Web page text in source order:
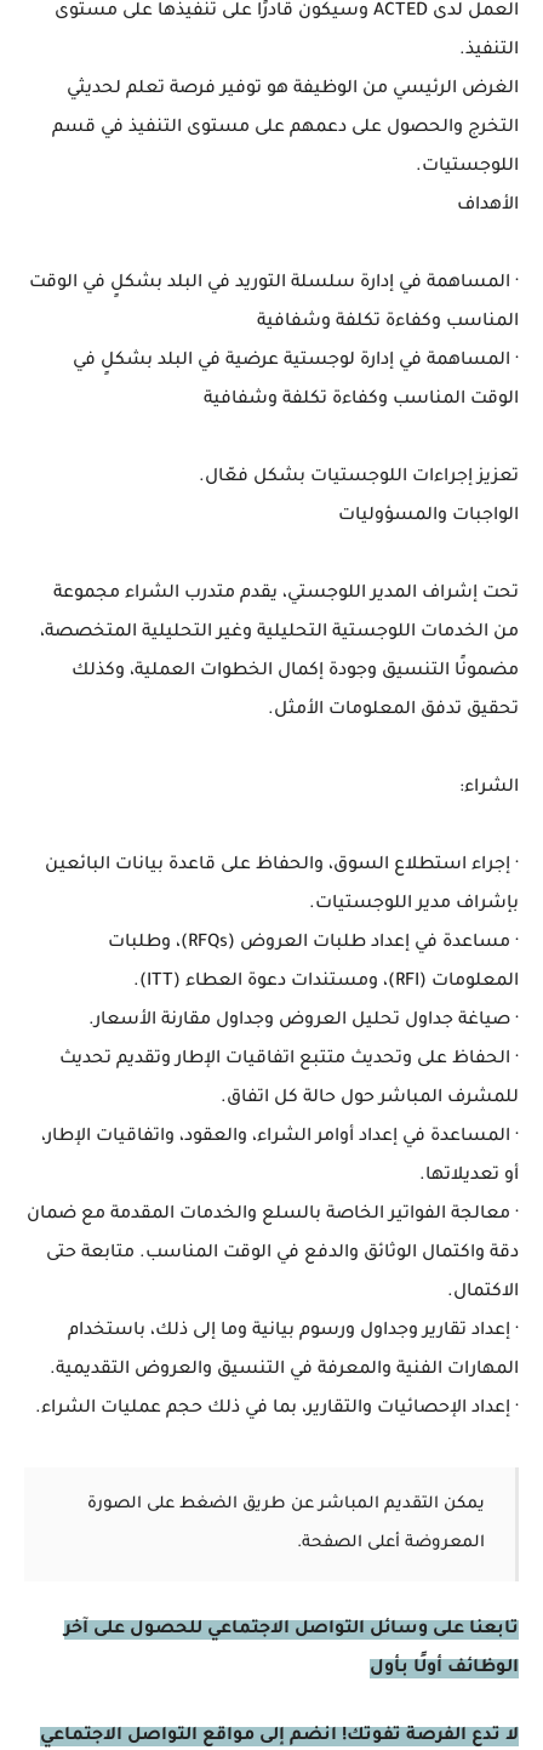
العمل لدى ACTED وسيكون قادرًا على تنفيذها على مستوى
التنفيذ.
الغرض الرئيسي من الوظيفة هو توفير فرصة تعلم لحديثي
التخرج والحصول على دعمهم على مستوى التنفيذ في قسم
اللوجستيات.
الأهداف
· المساهمة في إدارة سلسلة التوريد في البلد بشكلٍ في الوقت
المناسب وكفاءة تكلفة وشفافية
· المساهمة في إدارة لوجستية عرضية في البلد بشكلٍ في
الوقت المناسب وكفاءة تكلفة وشفافية
تعزيز إجراءات اللوجستيات بشكل فعّال.
الواجبات والمسؤوليات
تحت إشراف المدير اللوجستي، يقدم متدرب الشراء مجموعة
من الخدمات اللوجستية التحليلية وغير التحليلية المتخصصة،
مضمونًا التنسيق وجودة إكمال الخطوات العملية، وكذلك
تحقيق تدفق المعلومات الأمثل.
الشراء:
· إجراء استطلاع السوق، والحفاظ على قاعدة بيانات البائعين
بإشراف مدير اللوجستيات.
· مساعدة في إعداد طلبات العروض (RFQs)، وطلبات
المعلومات (RFI)، ومستندات دعوة العطاء (ITT).
· صياغة جداول تحليل العروض وجداول مقارنة الأسعار.
· الحفاظ على وتحديث متتبع اتفاقيات الإطار وتقديم تحديث
للمشرف المباشر حول حالة كل اتفاق.
· المساعدة في إعداد أوامر الشراء، والعقود، واتفاقيات الإطار،
أو تعديلاتها.
· معالجة الفواتير الخاصة بالسلع والخدمات المقدمة مع ضمان
دقة واكتمال الوثائق والدفع في الوقت المناسب. متابعة حتى
الاكتمال.
· إعداد تقارير وجداول ورسوم بيانية وما إلى ذلك، باستخدام
المهارات الفنية والمعرفة في التنسيق والعروض التقديمية.
· إعداد الإحصائيات والتقارير، بما في ذلك حجم عمليات الشراء.
يمكن التقديم المباشر عن طريق الضغط على الصورة
المعروضة أعلى الصفحة.
تابعنا على وسائل التواصل الاجتماعي للحصول على آخر
الوظائف أولًا بأول
لا تدع الفرصة تفوتك! انضم إلى مواقع التواصل الاجتماعي